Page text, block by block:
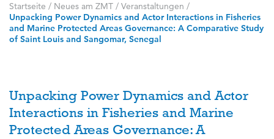
Startseite / Neues am ZMT / Veranstaltungen /
Unpacking Power Dynamics and Actor Interactions in Fisheries
and Marine Protected Areas Governance: A Comparative Study
of Saint Louis and Sangomar, Senegal
Unpacking Power Dynamics and Actor
Interactions in Fisheries and Marine
Protected Areas Governance: A